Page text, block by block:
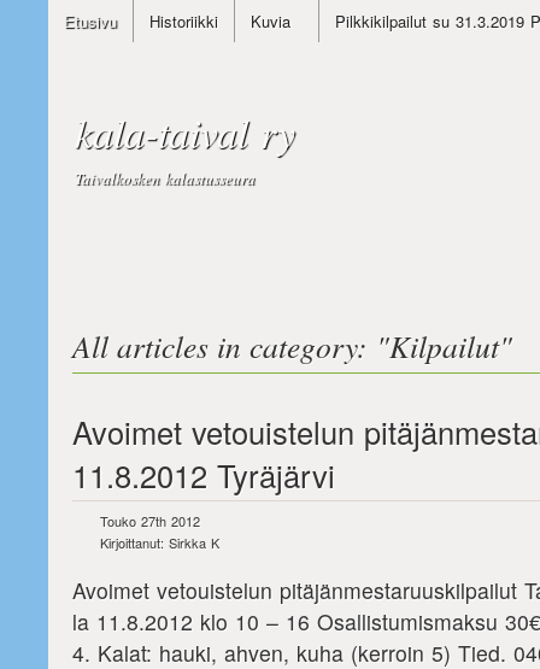
Etusivu Historiikki Kuvia Pilkkikilpailut su 31.3.2019
kala-taival ry
Taivalkosken kalastusseura
All articles in category: "Kilpailut"
Avoimet vetouistelun
11.8.2012 Tyräjärvi
Touko 27th 2012
Kirjoittanut: Sirkka K
Avoimet vetouistelun pitäjänmestaruuskilpailut
la 11.8.2012 klo 10 – 16 Osallistumismaksu
4. Kalat: hauki, ahven, kuha (kerroin 5) Tied.